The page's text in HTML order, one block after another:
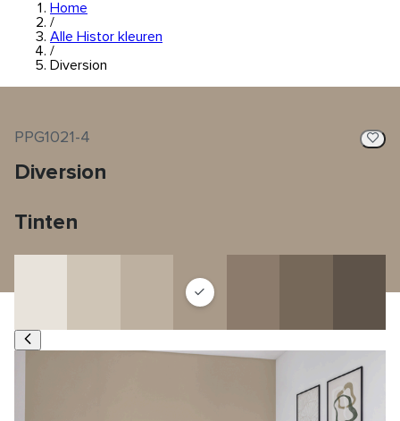
Home
/
Alle Histor kleuren
/
Diversion
PPG1021-4
Diversion
Tinten